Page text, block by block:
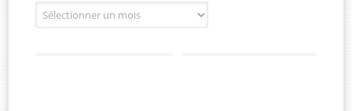
Archives